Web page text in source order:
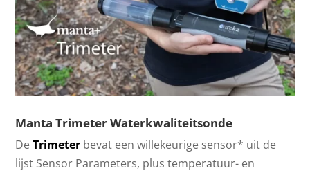
Manta Trimeter Waterkwaliteitsonde
DeTrimeter bevat een willekeurige sensor* uit de
lijst Sensor Parameters, plus temperatuur- en